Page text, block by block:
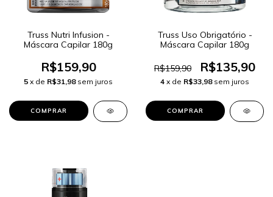
Truss Nutri Infusion -
Máscara Capilar 180g
R$159,90
5 x de R$31,98 sem juros
Truss Uso Obrigatório -
Máscara Capilar 180g
R$159,90 R$135,90
4 x de R$33,98 sem juros